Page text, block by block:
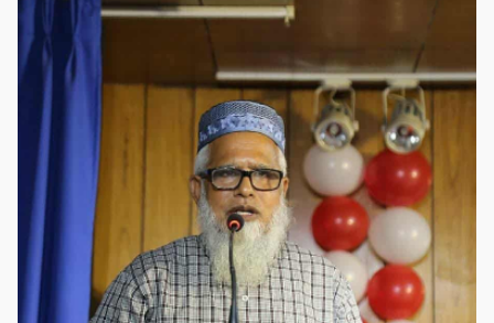
নবীনবরণ - ২০২৫